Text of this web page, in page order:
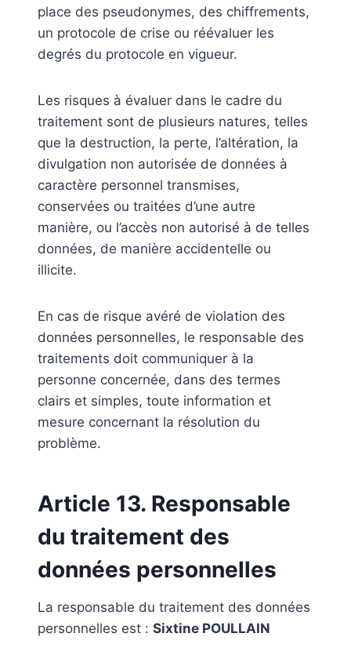
place des pseudonymes, des chiffrements,
un protocole de crise ou réévaluer les
degrés du protocole en vigueur.
Les risques à évaluer dans le cadre du
traitement sont de plusieurs natures, telles
que la destruction, la perte, l’altération, la
divulgation non autorisée de données à
caractère personnel transmises,
conservées ou traitées d’une autre
manière, ou l’accès non autorisé à de telles
données, de manière accidentelle ou
illicite.
En cas de risque avéré de violation des
données personnelles, le responsable des
traitements doit communiquer à la
personne concernée, dans des termes
clairs et simples, toute information et
mesure concernant la résolution du
problème.
Article 13. Responsable
du traitement des
données personnelles
La responsable du traitement des données
personnelles est : Sixtine POULLAIN